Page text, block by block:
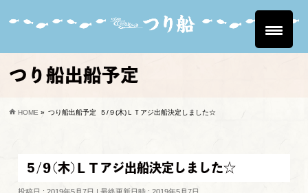
つり船出船予定
HOME » つり船出船予定 ５/９(木)ＬＴアジ出船決定しました☆
５/９(木)ＬＴアジ出船決定しました☆